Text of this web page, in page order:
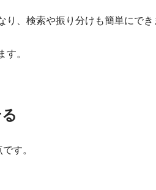
、検索や振り分けも簡単にでき
。
す。